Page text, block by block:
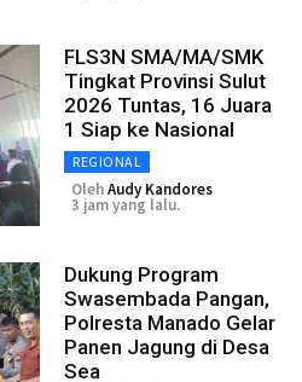
FLS3N SMA/MA/SMK
Tingkat Provinsi Sulut
2026 Tuntas, 16 Juara
1 Siap ke Nasional
REGIONAL
OlehAudy Kandores
3 jam yang lalu.
Dukung Program
Swasembada Pangan,
Polresta Manado Gelar
Panen Jagung di Desa
Sea